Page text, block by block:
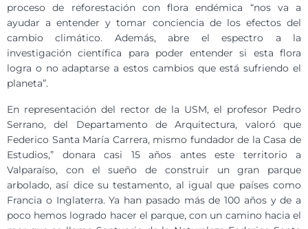
proceso de reforestación con flora endémica “nos va a
ayudar a entender y tomar conciencia de los efectos del
cambio climático. Además, abre el espectro a la
investigación científica para poder entender si esta flora
logra o no adaptarse a estos cambios que está sufriendo el
planeta”.
En representación del rector de la USM, el profesor Pedro
Serrano, del Departamento de Arquitectura, valoró que
Federico Santa María Carrera, mismo fundador de la Casa de
Estudios,” donara casi 15 años antes este territorio a
Valparaíso, con el sueño de construir un gran parque
arbolado, así dice su testamento, al igual que países como
Francia o Inglaterra. Ya han pasado más de 100 años y de a
poco hemos logrado hacer el parque, con un camino hacia el